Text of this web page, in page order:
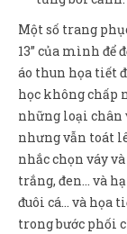
Một số trang
13” của mình để
áo thun họa tiết
học không chấp
những loại chân
nhưng vẫn toát
nhắc chọn váy
trắng, đen… và
đuôi cá… và họa
trong bước phối